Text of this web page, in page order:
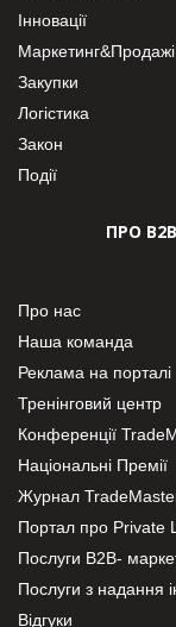
Інновації
Маркетинг&Продажі
Закупки
Логістика
Закон
Події
ПРО
Про нас
Наша команда
Реклама на порталі
Тренінговий центр
Конференції
Національні Премії
Журнал
Портал про Private
Послуги В2В-
Послуги з надання
Відгуки